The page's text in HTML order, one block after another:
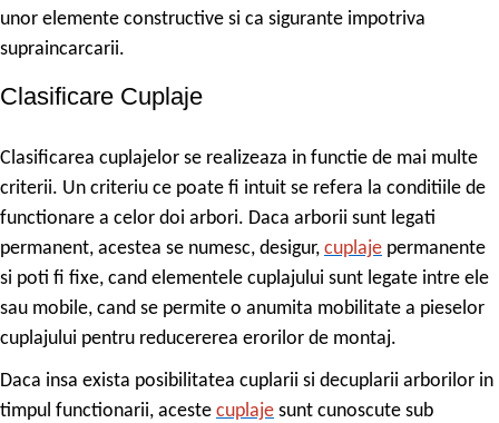
unor elemente constructive si ca sigurante impotriva
supraincarcarii.
Clasificare Cuplaje
Clasificarea cuplajelor se realizeaza in functie de mai multe
criterii. Un criteriu ce poate fi intuit se refera la conditiile de
functionare a celor doi arbori. Daca arborii sunt legati
permanent, acestea se numesc, desigur, cuplaje permanente
si poti fi fixe, cand elementele cuplajului sunt legate intre ele
sau mobile, cand se permite o anumita mobilitate a pieselor
cuplajului pentru reducererea erorilor de montaj.
Daca insa exista posibilitatea cuplarii si decuplarii arborilor in
timpul functionarii, aceste cuplaje sunt cunoscute sub